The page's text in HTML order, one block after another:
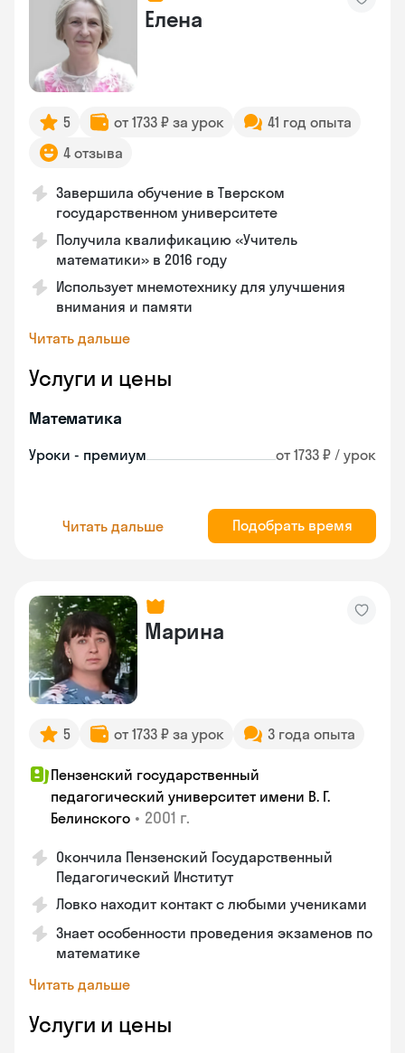
Елена
5 от 1733 ₽ за урок
41 год опыта
4 отзыва
Завершила обучение в Тверском
государственном университете
Получила квалификацию «Учитель
математики» в 2016 году
Использует мнемотехнику для улучшения
внимания и памяти
Читать дальше
Услуги и цены
Математика
Уроки - премиум от 1733 ₽ / урок
Читать дальше Подобрать время
Марина
5 от 1733 ₽ за урок 3 года опыта
Пензенский государственный
педагогический университет имени В. Г.
Белинского • 2001 г.
Окончила Пензенский Государственный
Педагогический Институт
Ловко находит контакт с любыми учениками
Знает особенности проведения экзаменов по
математике
Читать дальше
Услуги и цены